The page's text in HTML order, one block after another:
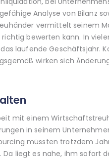
Analyse von Bilanz
vermittelt seinem
bewerten kann. In
laufende Geschäftsjahr.
wirken sich
mit einem
in seinem
müssten trotzdem
liegt es nahe, ihm